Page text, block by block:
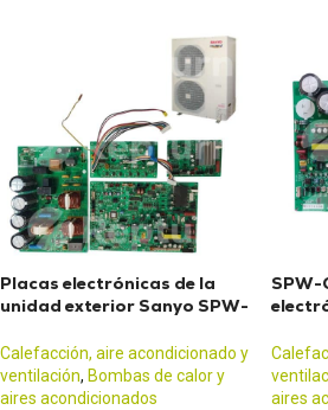
Placas electrónicas de la
unidad exterior Sanyo SPW-
Calefacción, aire acondicionado y
ventilación, Bombas de calor y
aires acondicionados
SPW-
aires